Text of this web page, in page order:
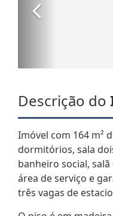
Descrição do
Imóvel com 164 m²
dormitórios, sala
banheiro social,
área de serviço e
três vagas de